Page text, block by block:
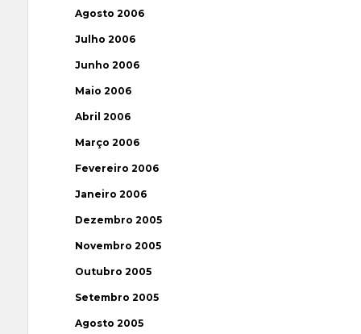
Agosto 2006
Julho 2006
Junho 2006
Maio 2006
Abril 2006
Março 2006
Fevereiro 2006
Janeiro 2006
Dezembro 2005
Novembro 2005
Outubro 2005
Setembro 2005
Agosto 2005